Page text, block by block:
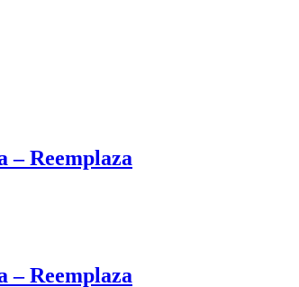
– Reemplaza
– Reemplaza